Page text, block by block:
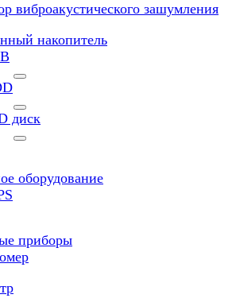
виброакустического зашумления
накопитель
диск
оборудование
приборы